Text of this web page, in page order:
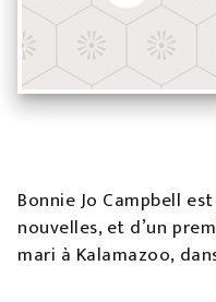
Bonnie Jo Campbell
nouvelles, et d’un
mari à Kalamazoo,